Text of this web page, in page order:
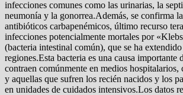
infecciones comunes como las urinarias, la
neumonía y la gonorrea.Además, se confirma
antibióticos carbapenémicos, último recurso
infecciones potencialmente mortales por
(bacteria intestinal común), que se ha extendido
regiones.Esta bacteria es una causa importante
contraen comúnmente en medios hospitalarios,
y aquellas que sufren los recién nacidos y los
en unidades de cuidados intensivos.Los datos